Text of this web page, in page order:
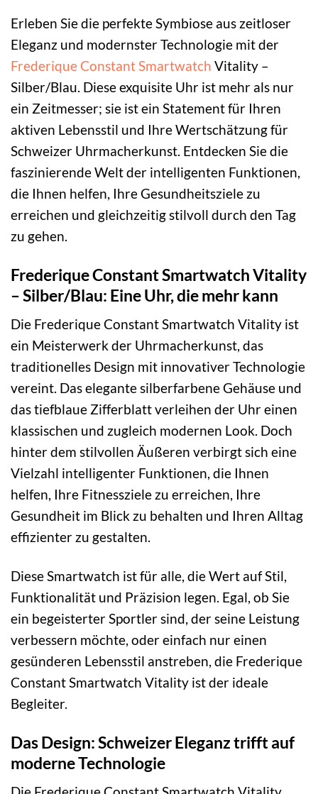
Erleben Sie die perfekte Symbiose aus zeitloser
Eleganz und modernster Technologie mit der
Frederique Constant Smartwatch Vitality –
Silber/Blau. Diese exquisite Uhr ist mehr als nur
ein Zeitmesser; sie ist ein Statement für Ihren
aktiven Lebensstil und Ihre Wertschätzung für
Schweizer Uhrmacherkunst. Entdecken Sie die
faszinierende Welt der intelligenten Funktionen,
die Ihnen helfen, Ihre Gesundheitsziele zu
erreichen und gleichzeitig stilvoll durch den Tag
zu gehen.
Frederique Constant Smartwatch Vitality
– Silber/Blau: Eine Uhr, die mehr kann
Die Frederique Constant Smartwatch Vitality ist
ein Meisterwerk der Uhrmacherkunst, das
traditionelles Design mit innovativer Technologie
vereint. Das elegante silberfarbene Gehäuse und
das tiefblaue Zifferblatt verleihen der Uhr einen
klassischen und zugleich modernen Look. Doch
hinter dem stilvollen Äußeren verbirgt sich eine
Vielzahl intelligenter Funktionen, die Ihnen
helfen, Ihre Fitnessziele zu erreichen, Ihre
Gesundheit im Blick zu behalten und Ihren Alltag
effizienter zu gestalten.
Diese Smartwatch ist für alle, die Wert auf Stil,
Funktionalität und Präzision legen. Egal, ob Sie
ein begeisterter Sportler sind, der seine Leistung
verbessern möchte, oder einfach nur einen
gesünderen Lebensstil anstreben, die Frederique
Constant Smartwatch Vitality ist der ideale
Begleiter.
Das Design: Schweizer Eleganz trifft auf
moderne Technologie